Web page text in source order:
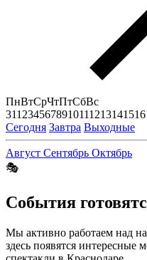
ПнВтСрЧтПтСбВс
311 2345678910111213141516
Сегодня Завтра Выходные
Август Сентябрь Октябрь
🎭
События
Мы активно работаем над
здесь появятся интересные